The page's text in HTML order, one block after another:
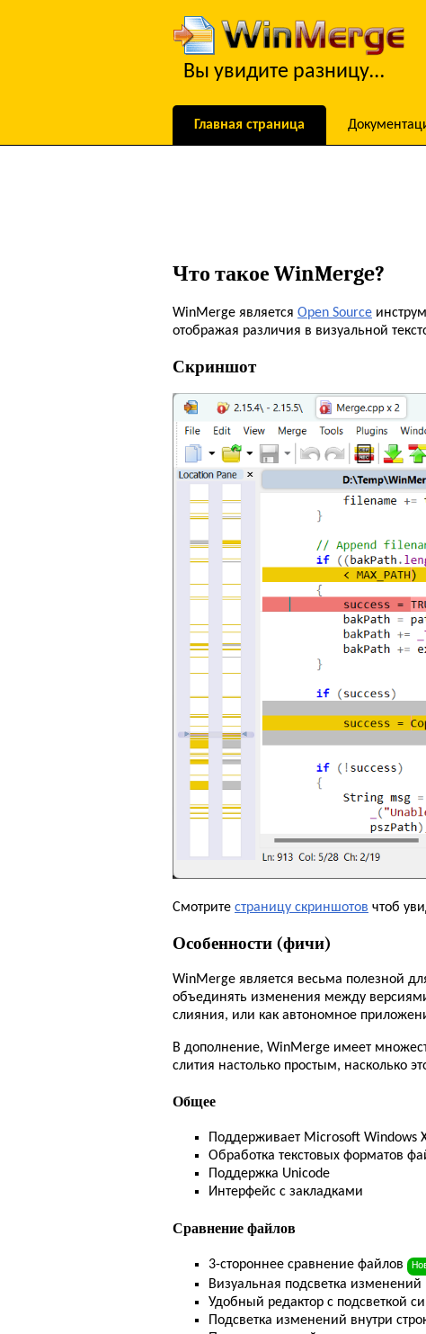
Вы увидите разницу…
Главная страница
Что такое WinMerge?
WinMerge является Open Source
отображая различия в визуальной
Скриншот
Смотрите страницу скриншотов чтоб
Особенности (фичи)
WinMerge является весьма полезной
объединять изменения между
слияния, или как автономное
В дополнение, WinMerge имеет
слития настолько простым, насколько
Общее
Поддерживает Microsoft Windows
Обработка текстовых форматов
Поддержка Unicode
Интерфейс с закладками
Сравнение файлов
3-стороннее сравнение файлов
Визуальная подсветка
Удобный редактор с подсветкой
Подсветка изменений внутри